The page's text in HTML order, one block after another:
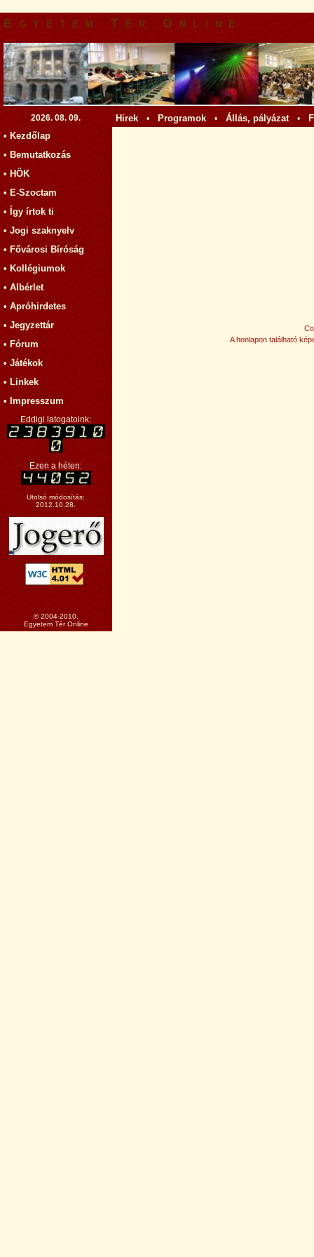
Egyetem Tér Online
2026. 08. 09. Hirek • Programok • Állás, pályázat•
• Kezdőlap
• Bemutatkozás
• HÖK
• E-Szoctam
• Így írtok ti
• Jogi szaknyelv
• Fővárosi Bíróság
• Kollégiumok
• Albérlet
• Apróhirdetes
• Jegyzettár
• Fórum
• Játékok
• Linkek
• Impresszum
Eddigi latogatoink:
Ezen a héten:
Utolsó módosítás:
2012.10.28.
© 2004-2010.
Egyetem Tér Online
A honlapon található